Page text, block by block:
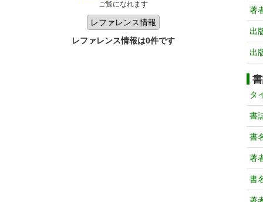
ご覧になれます
レファレンス情報は0件です
著
出
出
タ
書
書
著
書